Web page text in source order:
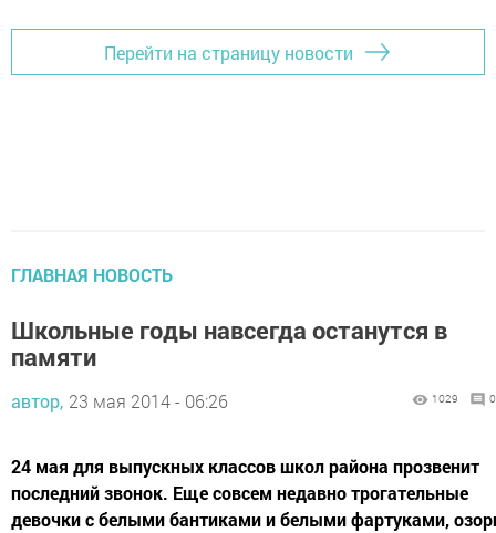
Перейти на страницу новости
ГЛАВНАЯ НОВОСТЬ
Школьные годы навсегда останутся в
памяти
автор, 23 мая 2014 - 06:26 1029 0
24 мая для выпускных классов школ района прозвенит
последний звонок. Еще совсем недавно трогательные
девочки с белыми бантиками и белыми фартуками,